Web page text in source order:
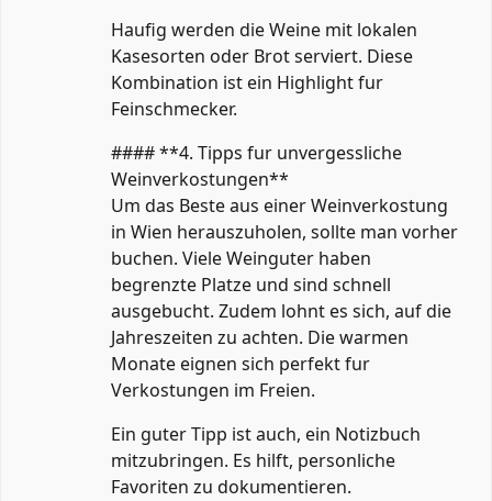
Haufig werden die Weine mit lokalen
Kasesorten oder Brot serviert. Diese
Kombination ist ein Highlight fur
Feinschmecker.
#### **4. Tipps fur unvergessliche
Weinverkostungen**
Um das Beste aus einer Weinverkostung
in Wien herauszuholen, sollte man vorher
buchen. Viele Weinguter haben
begrenzte Platze und sind schnell
ausgebucht. Zudem lohnt es sich, auf die
Jahreszeiten zu achten. Die warmen
Monate eignen sich perfekt fur
Verkostungen im Freien.
Ein guter Tipp ist auch, ein Notizbuch
mitzubringen. Es hilft, personliche
Favoriten zu dokumentieren.